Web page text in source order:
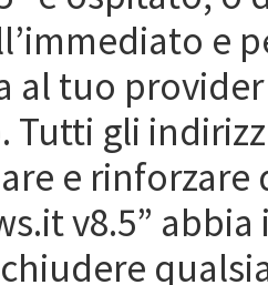
e
al tuo
gli
e
v8.5”